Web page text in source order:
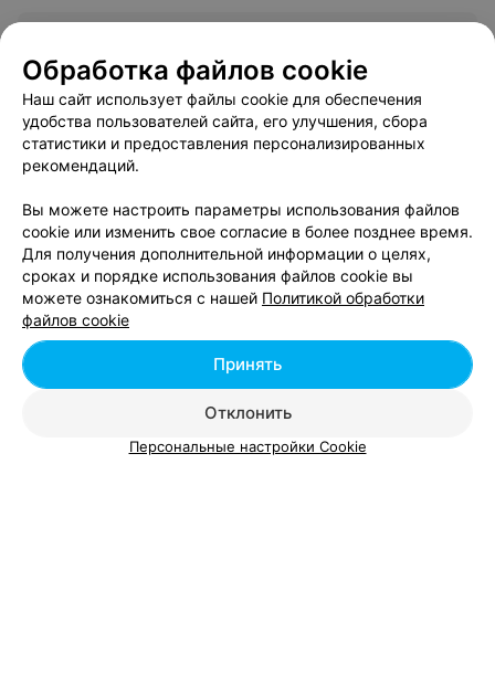
Отзыв. Очень классных отдых ! Отдыхали большой
Отзывы13
Beaver Resort
г.п. Бобр, ул. Лагерная, 1А Круглосуточно
Обработка файлов cookie
Наш сайт использует файлы cookie для обеспечения
удобства пользователей сайта, его улучшения, сбора
статистики и предоставления персонализированных
рекомендаций.
Вы можете настроить параметры использования файлов
cookie или изменить свое согласие в более позднее время.
Для получения дополнительной информации о целях,
сроках и порядке использования файлов cookie вы
можете ознакомиться с нашей Политикой обработки
файлов cookie
Отклонить
Принять
Персональные настройки Cookie